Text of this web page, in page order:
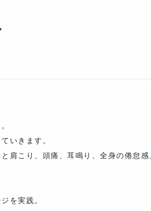
いきます。
肩こり、頭痛、耳鳴り、全身の倦怠
を実践。